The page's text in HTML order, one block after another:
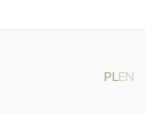
PLEN